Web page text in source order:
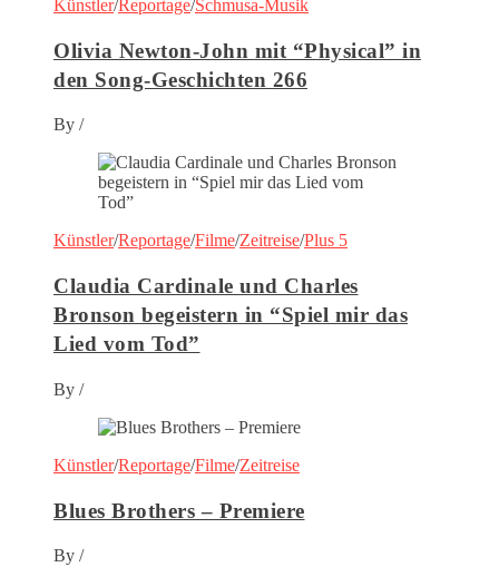
Künstler/Reportage/Schmusa-Musik
Olivia Newton-John mit “Physical” in
den Song-Geschichten 266
By /
Künstler/Reportage/Filme/Zeitreise/Plus 5
Claudia Cardinale und Charles
Bronson begeistern in “Spiel mir das
Lied vom Tod”
By /
Künstler/Reportage/Filme/Zeitreise
Blues Brothers – Premiere
By /